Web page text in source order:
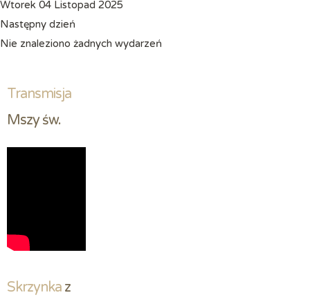
Wtorek 04 Listopad 2025
Następny dzień
Nie znaleziono żadnych wydarzeń
Transmisja
Mszy św.
Skrzynka z